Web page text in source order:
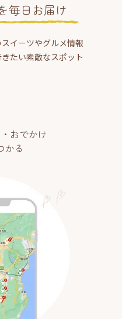
毎日お届け
イーツやグルメ情報
たい素敵なスポット
おでかけ
かる